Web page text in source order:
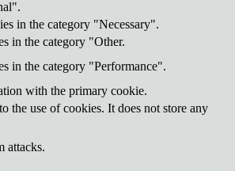
in the category "Necessary".
in the category "Other.
in the category "Performance".
with the primary cookie.
the use of cookies. It does not store any
attacks.